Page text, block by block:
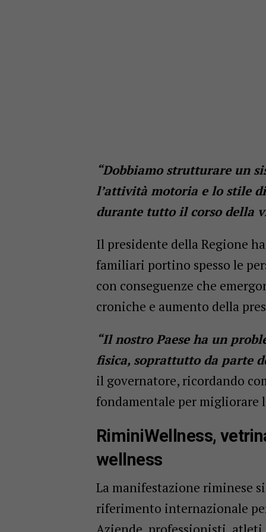
“Dobbiamo strutturare un
l’attività motoria e lo stile
durante tutto il corso della
Il presidente della Regione
familiari portino spesso le
con conseguenze che
croniche e aumento della
“Il nostro Paese ha un
fisica, soprattutto da parte
il governatore, ricordando
fondamentale per migliorare
RiminiWellness,
wellness
La manifestazione riminese
riferimento internazionale